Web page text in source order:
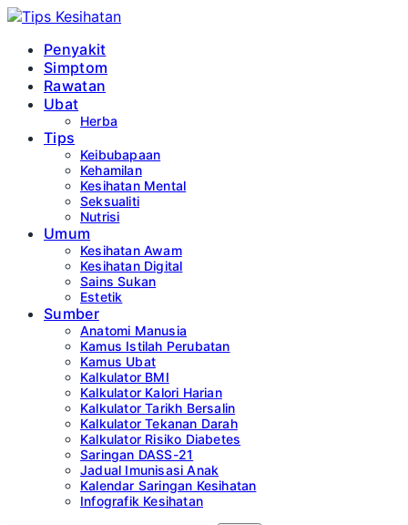
Penyakit
Simptom
Rawatan
Ubat
Herba
Tips
Keibubapaan
Kehamilan
Kesihatan Mental
Seksualiti
Nutrisi
Umum
Kesihatan Awam
Kesihatan Digital
Sains Sukan
Estetik
Sumber
Anatomi Manusia
Kamus Istilah Perubatan
Kamus Ubat
Kalkulator BMI
Kalkulator Kalori Harian
Kalkulator Tarikh Bersalin
Kalkulator Tekanan Darah
Kalkulator Risiko Diabetes
Saringan DASS-21
Jadual Imunisasi Anak
Kalendar Saringan Kesihatan
Infografik Kesihatan